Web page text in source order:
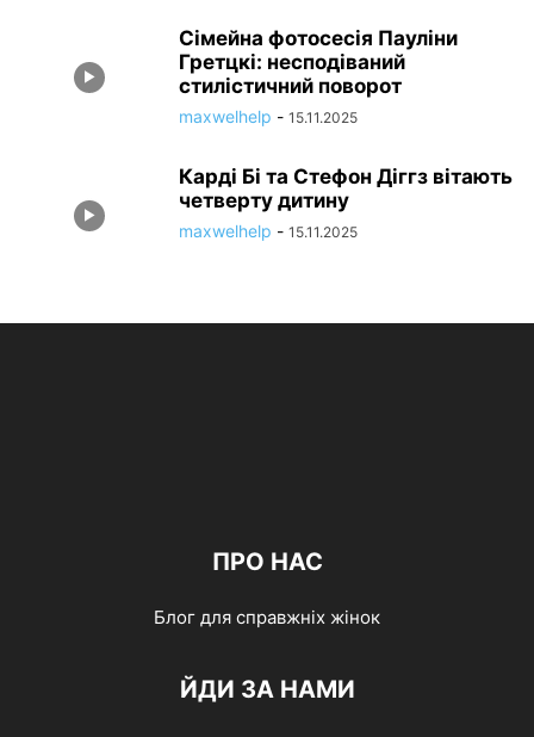
Сімейна фотосесія Пауліни
Гретцкі: несподіваний
стилістичний поворот
maxwelhelp - 15.11.2025
Карді Бі та Стефон Діггз вітають
четверту дитину
maxwelhelp - 15.11.2025
ПРО НАС
Блог для справжніх жінок
ЙДИ ЗА НАМИ